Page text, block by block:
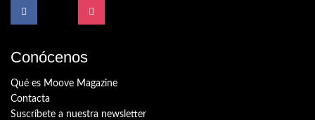
Conócenos
Qué es Moove Magazine
Contacta
Suscríbete a nuestra newsletter